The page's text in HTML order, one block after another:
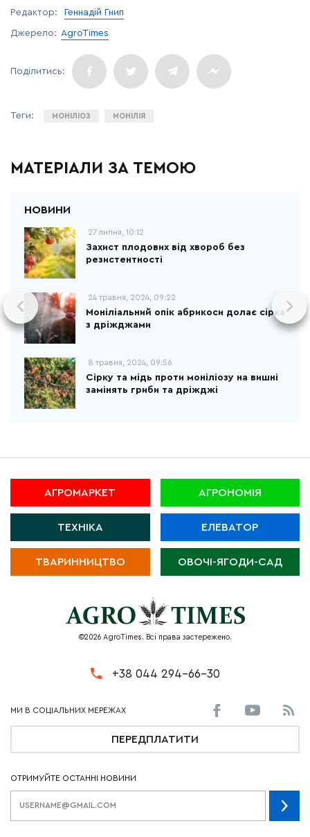
Редактор: Геннадій Гнип
Джерело: AgroTimes
МОНІЛІОЗ МОНІЛІЯ
МАТЕРІАЛИ ЗА ТЕМОЮ
27 липня, 10:12
Захист плодових від хвороб без
резистентності
24 травня, 2024, 09:22
Моніліальний опік абрикоси долає сірка
з дріжджами
8 травня, 2024, 09:56
Сірку та мідь проти моніліозу на вишні
замінять гриби та дріжджі
АГРОМАРКЕТ АГРОНОМІЯ
ТЕХНІКА ЕЛЕВАТОР
ТВАРИННИЦТВО ОВОЧІ-ЯГОДИ-САД
©2026 AgroTimes. Всі права застережено.
+38 044 294-66-30
ПЕРЕДПЛАТИТИ
ОТРИМУЙТЕ ОСТАННІ НОВИНИ